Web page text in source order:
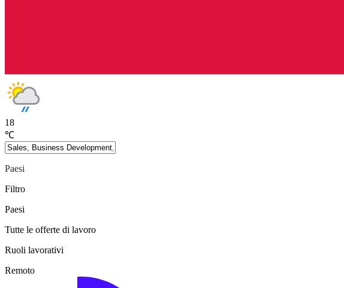
18
℃
Paesi
Filtro
Paesi
Tutte le offerte di lavoro
Ruoli lavorativi
Remoto